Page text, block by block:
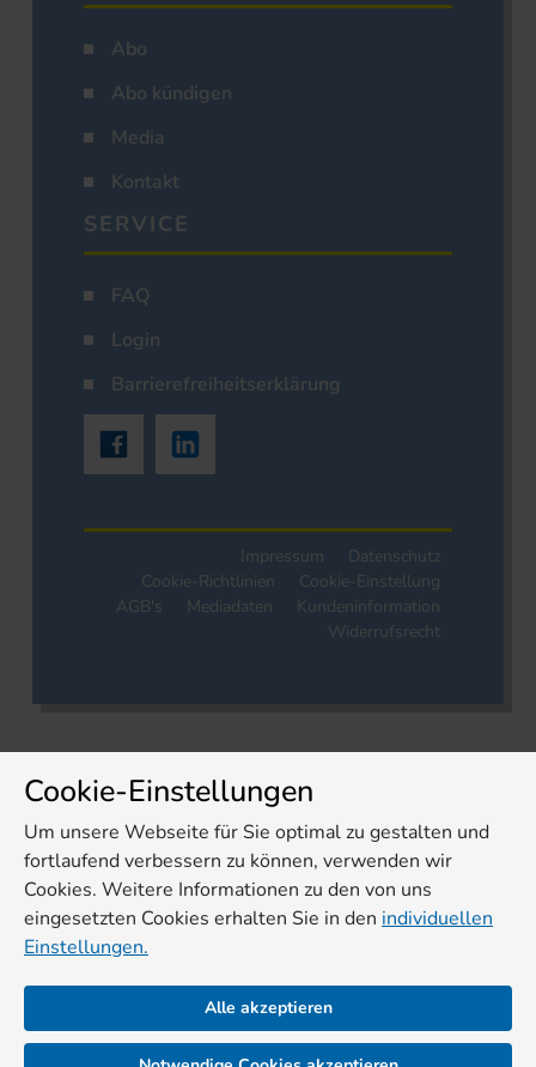
Abo
Abo kündigen
Media
Kontakt
SERVICE
FAQ
Login
Barrierefreiheitserklärung
Impressum
Datenschutz
Cookie-Richtlinien
Cookie-Einstellung
AGB's
Mediadaten
Kundeninformation
Widerrufsrecht
Cookie-Einstellungen
Um unsere Webseite für Sie optimal zu gestalten und
fortlaufend verbessern zu können, verwenden wir
Cookies. Weitere Informationen zu den von uns
eingesetzten Cookies erhalten Sie in den individuellen
Einstellungen.
Alle akzeptieren